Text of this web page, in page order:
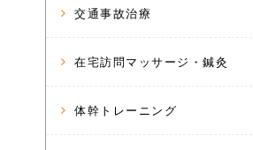
交通事故治療
在宅訪問マッサージ・鍼灸
体幹トレーニング